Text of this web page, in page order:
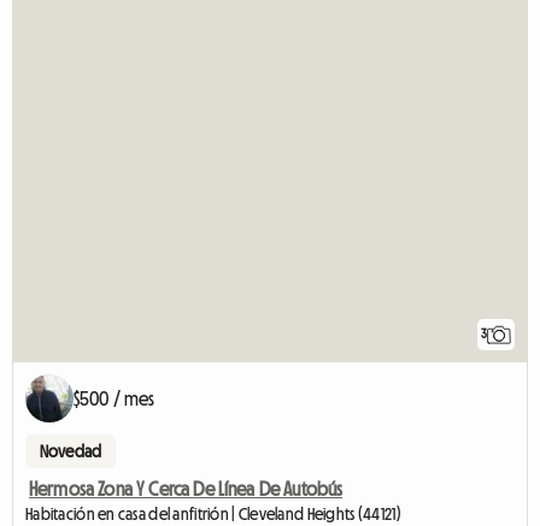
3
$500 / mes
Novedad
Hermosa Zona Y Cerca De Línea De Autobús
Habitación en casa del anfitrión | Cleveland Heights (44121)